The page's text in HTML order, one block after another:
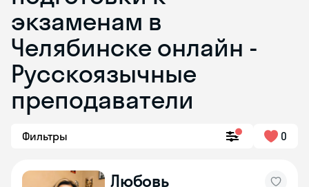
экзаменам в
Челябинске онлайн -
Русскоязычные
преподаватели
Фильтры 0
Любовь
Skyeng Chat